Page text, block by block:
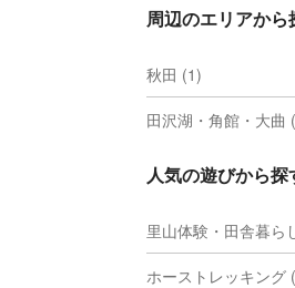
周辺のエリアから
秋田 (1)
田沢湖・角館・大曲
人気の遊びから探
里山体験・田舎暮ら
ホーストレッキング